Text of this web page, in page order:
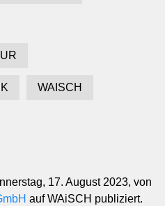
WAISCH
17. August 2023, von
auf WAiSCH publiziert.